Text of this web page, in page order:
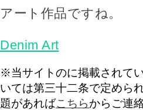
アート作品ですね。
Denim Art
※当サイトのに掲載されて
いては第三十二条で定めら
題があればこちらからご連